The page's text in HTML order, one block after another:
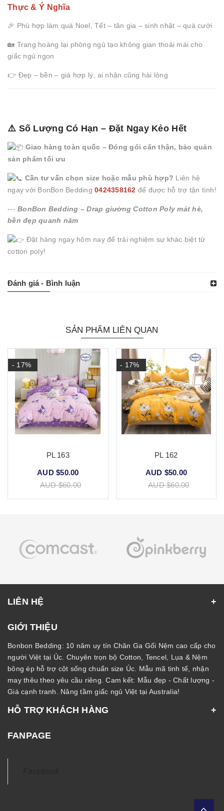
Thực & Ý Nghĩa
🎉 Phù hợp làm quà Noel, Tết – tân gia – sinh nhật – quà cưới
🏡 Trang hoàng lại phòng ngủ tạo không gian thoải mái cho
giấc ngủ ngon
👉 Đẹp – bền – giá hợp lý, ai nhận cũng hài lòng
⚠️ Số Lượng Có Hạn – Đặt Ngay Kẻo Hết
Giao hàng toàn quốc – Đóng gói cẩn thận, bảo quản
sản phẩm tối ưu
Cần tư vấn chọn size hoặc mẫu phù hợp? Liên hệ
ngay với BonBon Bedding 0424358162 để được hỗ trợ tận tình!
--- BonBon Bedding – Drap giường Cotton Poly mát hè,
bền đẹp quanh năm
Đặt hàng ngay hôm nay để trải nghiệm sự khác biệt từ
cotton poly!
Đánh giá - Bình luận
SẢN PHẨM LIÊN QUAN
- 17%
PL 163
AUD $50.00
AUD $60.00
- 17%
PL 162
AUD $50.00
AUD $60.00
LIÊN HỆ
GIỚI THIỆU
Bonbon Bedding: 10 năm uy tín Chăn Ga Gối Nệm cao cấp cho
người Việt tại Úc. Chuyên trọn bộ Cotton, Tencel, Lụa & Nệm
bông ép hỗ trợ cột sống chuẩn size Úc. Mẫu mã tinh tế, nhận
may thêu theo yêu cầu riêng. Cam kết: Mẫu đẹp - Chất lượng -
Giá cạnh tranh. Nâng tầm giấc ngủ Việt tại Australia!
HỖ TRỢ KHÁCH HÀNG
FANPAGE